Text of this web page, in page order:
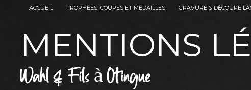
ACCUEIL TROPHÉES, COUPES ET MÉDAILLES GRAVURE & DÉCOUPE
MENTIONS
Wahl & Fils à Oltingue
Panneau de gestion des cookies